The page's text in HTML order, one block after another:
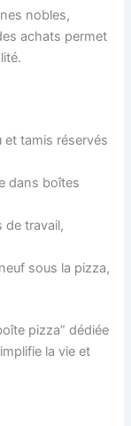
nobles,
achats permet
et tamis réservés
dans boîtes
de travail,
sous la pizza,
pizza” dédiée
la vie et